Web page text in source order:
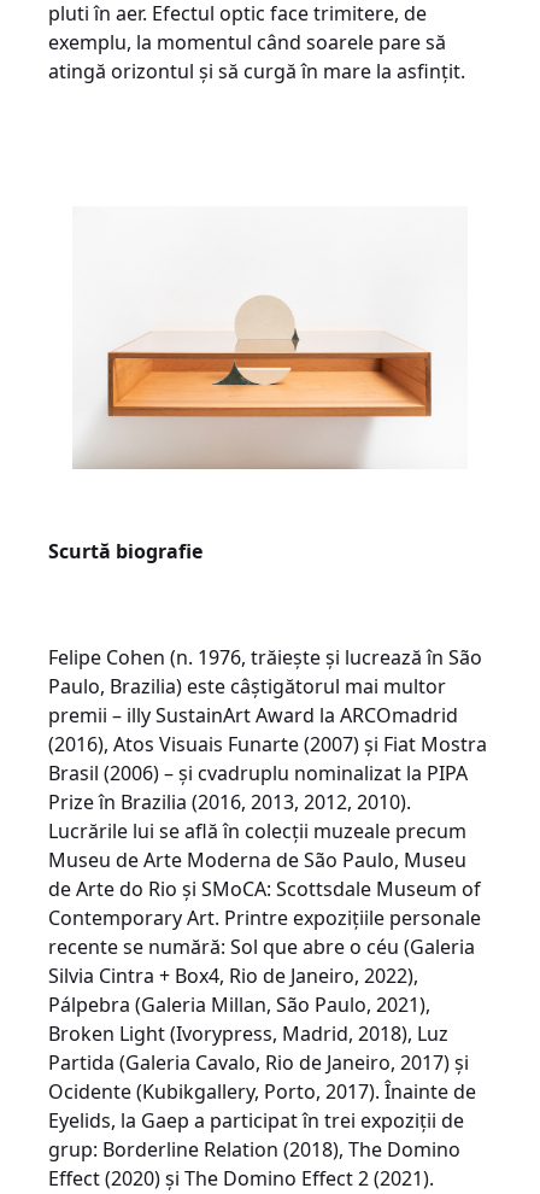
pluti în aer. Efectul optic face trimitere, de
exemplu, la momentul când soarele pare să
atingă orizontul și să curgă în mare la asfințit.
Scurtă biografie
Felipe Cohen (n. 1976, trăiește și lucrează în São
Paulo, Brazilia) este câștigătorul mai multor
premii – illy SustainArt Award la ARCOmadrid
(2016), Atos Visuais Funarte (2007) și Fiat Mostra
Brasil (2006) – și cvadruplu nominalizat la PIPA
Prize în Brazilia (2016, 2013, 2012, 2010).
Lucrările lui se află în colecții muzeale precum
Museu de Arte Moderna de São Paulo, Museu
de Arte do Rio și SMoCA: Scottsdale Museum of
Contemporary Art. Printre expozițiile personale
recente se numără: Sol que abre o céu (Galeria
Silvia Cintra + Box4, Rio de Janeiro, 2022),
Pálpebra (Galeria Millan, São Paulo, 2021),
Broken Light (Ivorypress, Madrid, 2018), Luz
Partida (Galeria Cavalo, Rio de Janeiro, 2017) și
Ocidente (Kubikgallery, Porto, 2017). Înainte de
Eyelids, la Gaep a participat în trei expoziții de
grup: Borderline Relation (2018), The Domino
Effect (2020) și The Domino Effect 2 (2021).